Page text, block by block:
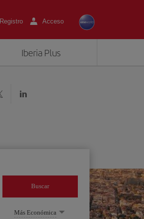
Registro Acceso
Iberia Plus
Buscar
Más Económica